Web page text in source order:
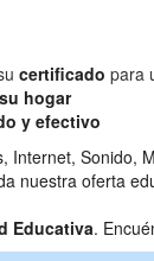
certificado para
hogar
y efectivo
Sonido,
nuestra oferta
Educativa.